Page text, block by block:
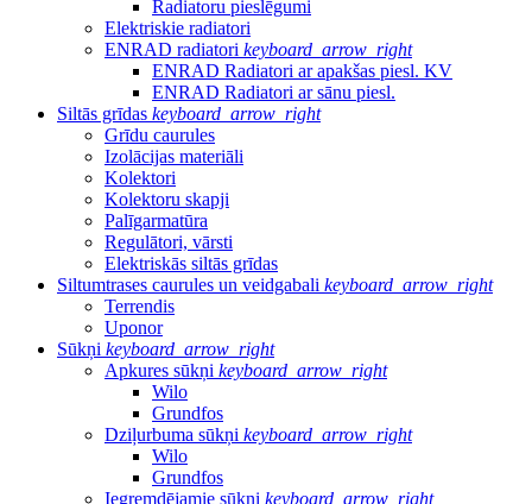
Radiatoru pieslēgumi
Elektriskie radiatori
ENRAD radiatori keyboard_arrow_right
ENRAD Radiatori ar apakšas piesl. KV
ENRAD Radiatori ar sānu piesl.
Siltās grīdas keyboard_arrow_right
Grīdu caurules
Izolācijas materiāli
Kolektori
Kolektoru skapji
Palīgarmatūra
Regulātori, vārsti
Elektriskās siltās grīdas
Siltumtrases caurules un veidgabali keyboard_arrow_right
Terrendis
Uponor
Sūkņi keyboard_arrow_right
Apkures sūkņi keyboard_arrow_right
Wilo
Grundfos
Dziļurbuma sūkņi keyboard_arrow_right
Wilo
Grundfos
Iegremdējamie sūkņi keyboard_arrow_right